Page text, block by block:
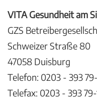
VITA Gesundheit am
GZS
Schweizer Straße 80
47058 Duisburg
Telefon: 0203 - 393
Telefax: 0203 - 393 79-